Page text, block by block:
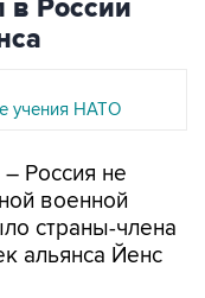
в России
учения НАТО
Россия не
военной
страны-члена
альянса Йенс